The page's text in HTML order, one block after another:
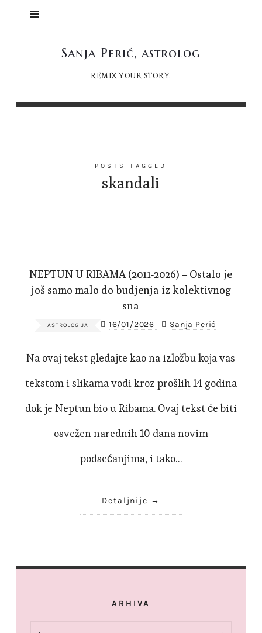
Sanja
astrolog
Sanja Perić, astrolog
REMIX YOUR STORY.
POSTS TAGGED
skandali
NEPTUN U RIBAMA (2011-2026) – Ostalo je
još samo malo do budjenja iz kolektivnog
sna
ASTROLOGIJA 16/01/2026 Sanja Perić
Na ovaj tekst gledajte kao na izložbu koja vas
tekstom i slikama vodi kroz prošlih 14 godina
dok je Neptun bio u Ribama. Ovaj tekst će biti
osvežen narednih 10 dana novim
podsećanjima, i tako…
Detaljnije
ARHIVA